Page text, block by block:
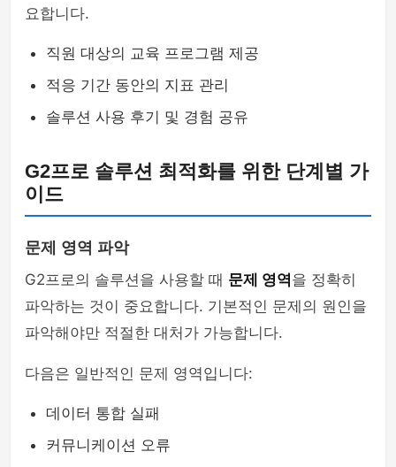
요합니다.
직원 대상의 교육 프로그램 제공
적응 기간 동안의 지표 관리
솔루션 사용 후기 및 경험 공유
G2프로 솔루션 최적화를 위한 단계별 가
이드
문제 영역 파악
G2프로의 솔루션을 사용할 때 문제 영역을 정확히
파악하는 것이 중요합니다. 기본적인 문제의 원인을
파악해야만 적절한 대처가 가능합니다.
다음은 일반적인 문제 영역입니다:
데이터 통합 실패
커뮤니케이션 오류